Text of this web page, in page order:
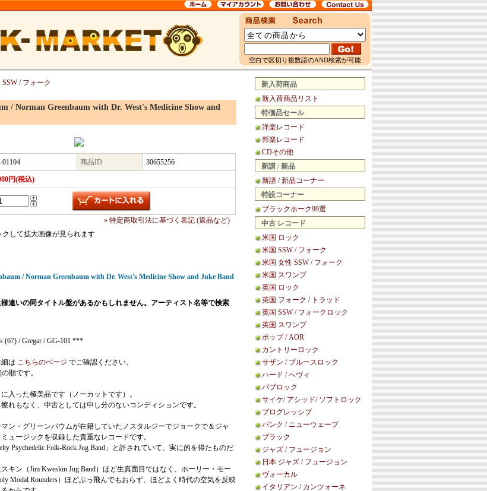
空白で区切り複数語のAND検索が可能
新入荷商品
新入荷商品リスト
特価品セール
洋楽レコード
邦楽レコード
CDその他
新譜 / 新品
新譜 / 新品コーナー
特設コーナー
ブラックホーク99選
中古 レコード
米国 ロック
米国 SSW / フォーク
米国 女性 SSW / フォーク
米国 スワンプ
英国 ロック
英国 フォーク / トラッド
英国 SSW / フォークロック
英国 スワンプ
ポップ / AOR
カントリーロック
サザン / ブルースロック
ハード / へヴィ
パブロック
サイケ/ アシッド/ ソフトロック
プログレッシブ
パンク / ニューウェーブ
ブラック
ジャズ / フュージョン
日本 ジャズ / フュージョン
ヴォーカル
イタリアン / カンツォーネ
/ フォーク
/ Norman Greenbaum with Dr. West's Medicine Show and
01104 商品ID 30655256
円(税込)
» 特定商取引法に基づく表記 (返品など)
して拡大画像が見られます
/ Norman Greenbaum with Dr. West's Medicine Show and Juke Band
違いの同タイトル盤があるかもしれません。アーティスト名等で検索
(67) / Gregar / GG-101 ***
は こちらのページ でご確認ください。
順です。
入った極美品です（ノーカットです）。
れもなく、中古としては申し分のないコンディションです。
ン・グリーンバウムが在籍していたノスタルジーでジョークで＆ジャ
ュージックを収録した貴重なレコードです。
Psychedelic Folk-Rock Jug Band」と評されていて、実に的を得たものだ
キン（Jim Kweskin Jug Band）ほど生真面目ではなく、ホーリー・モー
Modal Rounders）ほどぶっ飛んでもおらず、ほどよく時代の空気を反映